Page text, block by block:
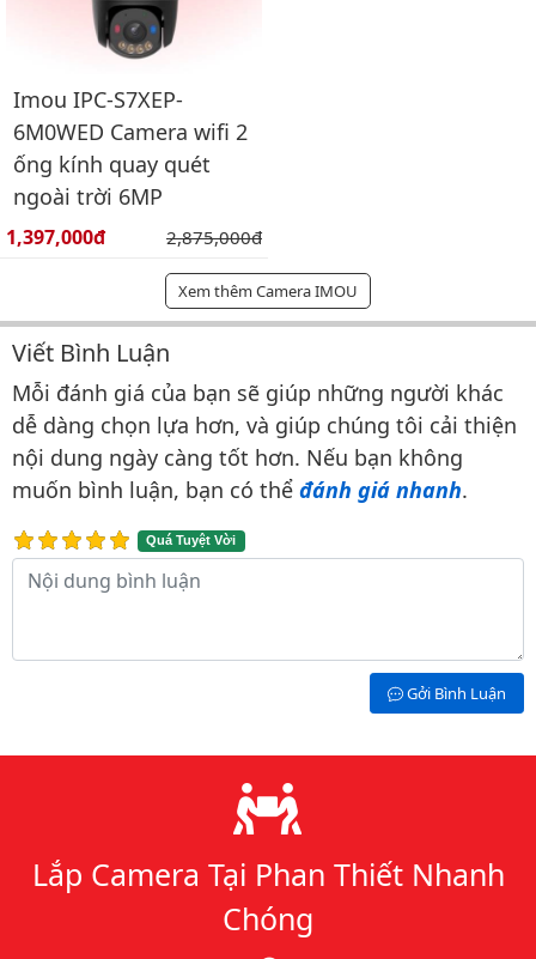
Imou IPC-S7XEP-
6M0WED Camera wifi 2
ống kính quay quét
ngoài trời 6MP
Giá bán:
1,397,000đ Giá gốc:
2,875,000đ
Xem thêm Camera IMOU
Bình luận & Đánh giá
Viết Bình Luận
Mỗi đánh giá của bạn sẽ giúp những người khác
dễ dàng chọn lựa hơn, và giúp chúng tôi cải thiện
nội dung ngày càng tốt hơn. Nếu bạn không
muốn bình luận, bạn có thể đánh giá nhanh.
Quá Tuyệt Vời
Nội dung bình luận
Gởi Bình Luận
Lý do chọn chúng tôi
Lắp Camera Tại Phan Thiết Nhanh
Chóng